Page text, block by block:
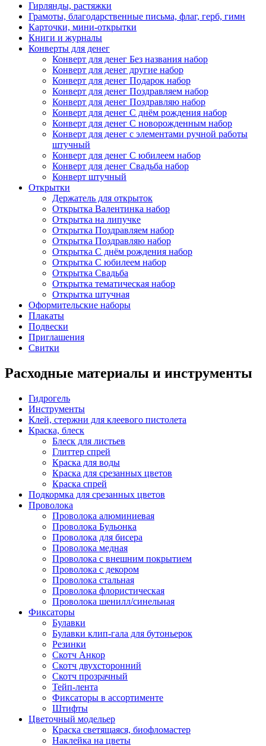
Гирлянды, растяжки
Грамоты, благодарственные письма, флаг, герб, гимн
Карточки, мини-открытки
Книги и журналы
Конверты для денег
Конверт для денег Без названия набор
Конверт для денег другие набор
Конверт для денег Подарок набор
Конверт для денег Поздравляем набор
Конверт для денег Поздравляю набор
Конверт для денег С днём рождения набор
Конверт для денег С новорожденным набор
Конверт для денег с элементами ручной работы
штучный
Конверт для денег С юбилеем набор
Конверт для денег Свадьба набор
Конверт штучный
Открытки
Держатель для открыток
Открытка Валентинка набор
Открытка на липучке
Открытка Поздравляем набор
Открытка Поздравляю набор
Открытка С днём рождения набор
Открытка С юбилеем набор
Открытка Свадьба
Открытка тематическая набор
Открытка штучная
Оформительские наборы
Плакаты
Подвески
Приглашения
Свитки
Расходные материалы и инструменты
Гидрогель
Инструменты
Клей, стержни для клеевого пистолета
Краска, блеск
Блеск для листьев
Глиттер спрей
Краска для воды
Краска для срезанных цветов
Краска спрей
Подкормка для срезанных цветов
Проволока
Проволока алюминиевая
Проволока Бульонка
Проволока для бисера
Проволока медная
Проволока с внешним покрытием
Проволока с декором
Проволока стальная
Проволока флористическая
Проволока шенилл/синельная
Фиксаторы
Булавки
Булавки клип-гала для бутоньерок
Резинки
Скотч Анкор
Скотч двухсторонний
Скотч прозрачный
Тейп-лента
Фиксаторы в ассортименте
Штифты
Цветочный модельер
Краска светящаяся, биофломастер
Наклейка на цветы